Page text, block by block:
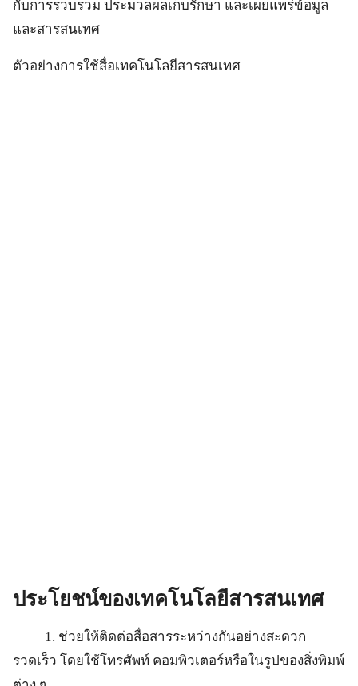
กับการรวบรวม ประมวลผลเก็บรักษา และเผยแพร่ข้อมูล
และสารสนเทศ
ตัวอย่างการใช้สื่อเทคโนโลยีสารสนเทศ
ประโยชน์ของเทคโนโลยีสารสนเทศ
1. ช่วยให้ติดต่อสื่อสารระหว่างกันอย่างสะดวก
รวดเร็ว โดยใช้โทรศัพท์ คอมพิวเตอร์หรือในรูปของสิ่งพิมพ์